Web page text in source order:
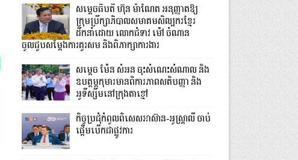
សម្តេចធិបតី ហ៊ុន ម៉ាណែត អនុញ្ញាតឱ្យ
ក្រុមប្រឹក្សាភិបាលសមាគមសិល្បករខ្មែរ
ដឹកនាំដោយ លោកជំទាវ ម៉ៅ ចំណាន
ចូលជួបសម្ដែងការគួរសម និងពិភាក្សាការងារ
សម្តេច ម៉ែន សំអន ចុះសំណេះសំណាល និង
ឧបត្ថម្ភកុមារមានពិការភាពសតិបញ្ញា និង
អូទីស្សឹមនៅក្រុងតាខ្មៅ
កិច្ចប្រជុំកំពូលពិសេសអាស៊ាន-អូស្ត្រាលី ចាប់
ផ្តើមបើកជាផ្លូវការ